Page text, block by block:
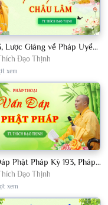
Tập 13, Lược Giảng về Pháp Uyển Châu Lâm, Chủ giảng TT Thích Đạo Thịnh
Đạo Thịnh
xem
Vấn Đáp Phật Pháp Kỳ 193, Pháp Hội TPTTHN Tháng 04/2023 TT. Thích Đạo Thịnh - CKN
Đạo Thịnh
xem